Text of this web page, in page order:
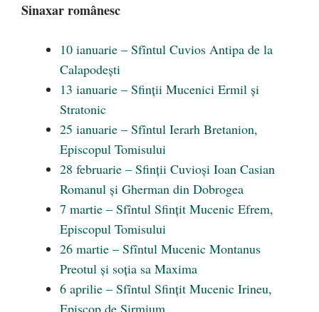
Sinaxar românesc
10 ianuarie – Sfîntul Cuvios Antipa de la
Calapodești
13 ianuarie – Sfinții Mucenici Ermil și
Stratonic
25 ianuarie – Sfîntul Ierarh Bretanion,
Episcopul Tomisului
28 februarie – Sfinții Cuvioși Ioan Casian
Romanul și Gherman din Dobrogea
7 martie – Sfîntul Sfințit Mucenic Efrem,
Episcopul Tomisului
26 martie – Sfîntul Mucenic Montanus
Preotul și soția sa Maxima
6 aprilie – Sfîntul Sfințit Mucenic Irineu,
Episcop de Sirmium